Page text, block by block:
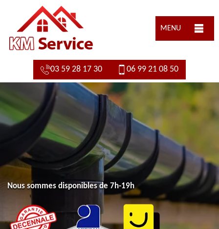
MENU
03 59 28 17 30 06 99 21 08 50
Nous sommes disponibles de 7h-19h